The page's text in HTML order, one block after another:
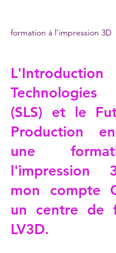
formation à l'impression 3D
Technologies
(SLS) et le
Production
une
l'impression
mon compte
un centre de
LV3D.